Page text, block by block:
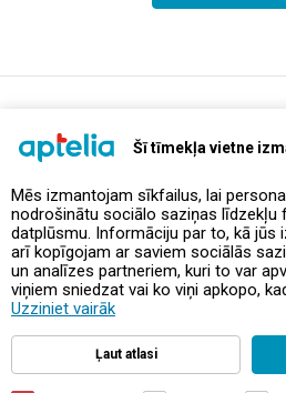
Šī tīmekļa vietne
Mēs izmantojam sīkfailus, lai
nodrošinātu sociālo saziņas līdzekļu
datplūsmu. Informāciju par to, kā jūs
arī kopīgojam ar saviem sociālās
un analīzes partneriem, kuri to var
viņiem sniedzat vai ko viņi apkopo,
Uzziniet vairāk
Ļaut atlasi
Piedāvājumi un akcijas
Kontakti